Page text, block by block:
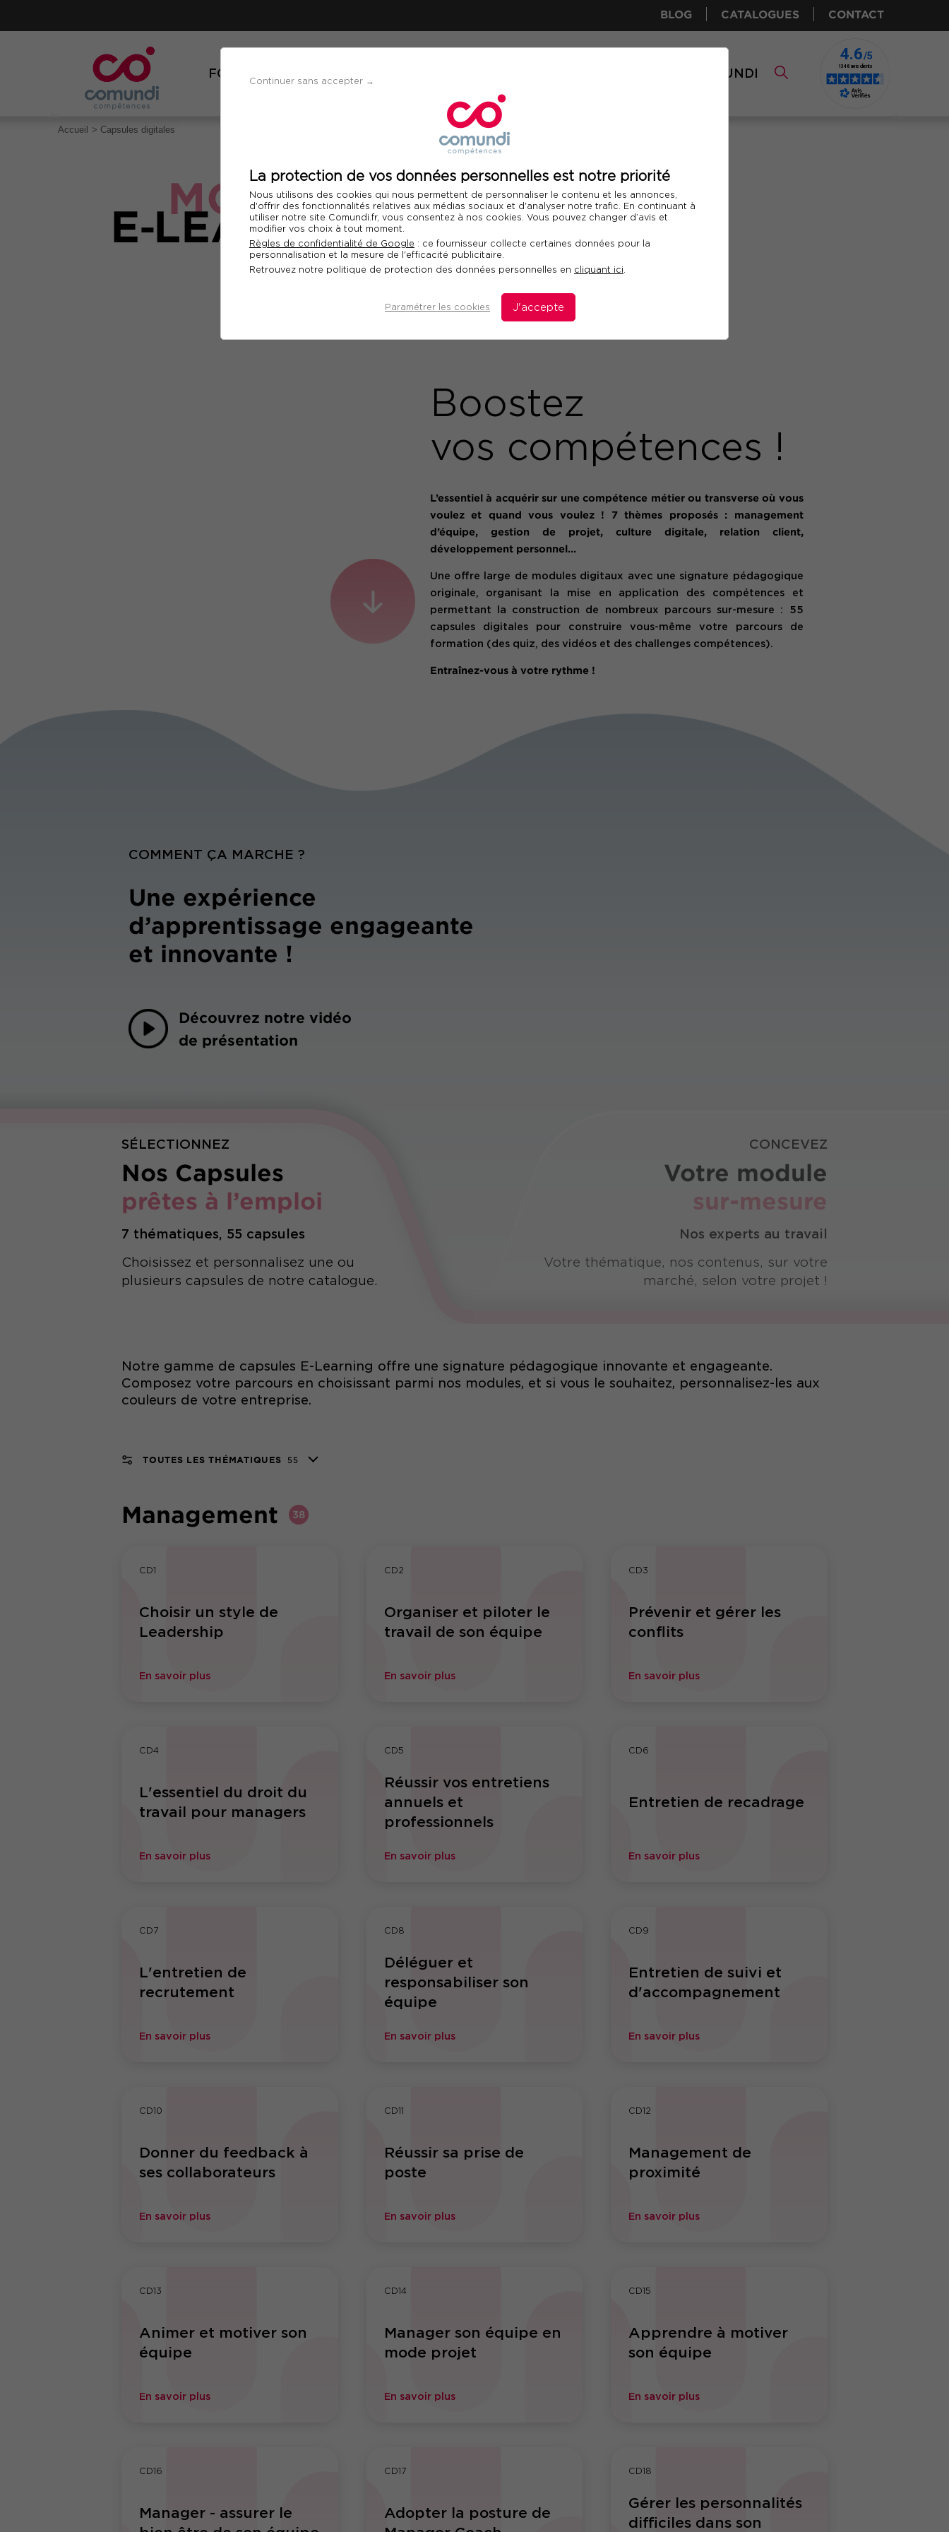
Continuer sans accepter →
La protection de vos données personnelles est notre priorité
Nous utilisons des cookies qui nous permettent de personnaliser le contenu et les annonces,
d'offrir des fonctionnalités relatives aux médias sociaux et d'analyser notre trafic. En continuant à
utiliser notre site Comundi.fr, vous consentez à nos cookies. Vous pouvez changer d’avis et
modifier vos choix à tout moment.
Règles de confidentialité de Google : ce fournisseur collecte certaines données pour la
personnalisation et la mesure de l'efficacité publicitaire.
Retrouvez notre politique de protection des données personnelles en cliquant ici.
Paramétrer les cookies J'accepte
BLOG CATALOGUES CONTACT
FORMATIONS COMUNDI
Accueil Capsules digitales
MODULES
E⁃LEARNING
Boostez
vos compétences !
L’essentiel à acquérir sur une compétence métier ou transverse où vous
voulez et quand vous voulez ! 7 thèmes proposés : management
d’équipe, gestion de projet, culture digitale, relation client,
développement personnel…
Une offre large de modules digitaux avec une signature pédagogique
originale, organisant la mise en application des compétences et
permettant la construction de nombreux parcours sur-mesure : 55
capsules digitales pour construire vous-même votre parcours de
formation (des quiz, des vidéos et des challenges compétences).
Entraînez-vous à votre rythme !
COMMENT ÇA MARCHE ?
Une expérience
d’apprentissage engageante
et innovante !
Découvrez notre vidéo
de présentation
SÉLECTIONNEZ
Nos Capsules
prêtes à l’emploi
7 thématiques, 55 capsules
Choisissez et personnalisez une ou
plusieurs capsules de notre catalogue.
CONCEVEZ
Votre module
sur-mesure
Nos experts au travail
Votre thématique, nos contenus, sur votre
marché, selon votre projet !
Notre gamme de capsules E-Learning offre une signature pédagogique innovante et engageante.
Composez votre parcours en choisissant parmi nos modules, et si vous le souhaitez, personnalisez-les aux
couleurs de votre entreprise.
TOUTES LES THÉMATIQUES 55
Management 38
CD1
Choisir un style de
Leadership
En savoir plus
CD2
Organiser et piloter le
travail de son équipe
En savoir plus
CD3
Prévenir et gérer les
conflits
En savoir plus
CD4
L'essentiel du droit du
travail pour managers
En savoir plus
CD5
Réussir vos entretiens
annuels et
professionnels
En savoir plus
CD6
Entretien de recadrage
En savoir plus
CD7
L'entretien de
recrutement
En savoir plus
CD8
Déléguer et
responsabiliser son
équipe
En savoir plus
CD9
Entretien de suivi et
d'accompagnement
En savoir plus
CD10
Donner du feedback à
ses collaborateurs
En savoir plus
CD11
Réussir sa prise de
poste
En savoir plus
CD12
Management de
proximité
En savoir plus
CD13
Animer et motiver son
équipe
En savoir plus
CD14
Manager son équipe en
mode projet
En savoir plus
CD15
Apprendre à motiver
son équipe
En savoir plus
CD16
Manager - assurer le
CD17
Adopter la posture de
CD18
Gérer les personnalités
difficiles dans son